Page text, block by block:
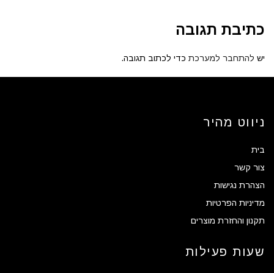
כתיבת תגובה
יש להתחבר למערכת כדי לכתוב תגובה.
ניווט מהיר
בית
צור קשר
הצהרת נגישות
מדיניות הפרטיות
תקנון והחזרת מוצרים
שעות פעילות